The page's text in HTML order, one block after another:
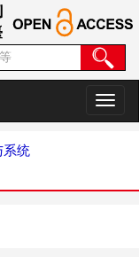
切
换
系统